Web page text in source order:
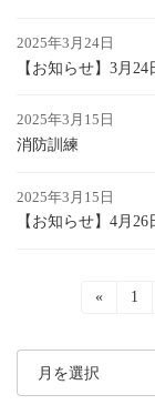
2025年3月24日
【お知らせ】3月
2025年3月15日
消防訓練
2025年3月15日
【お知らせ】4月
の
«
固
1